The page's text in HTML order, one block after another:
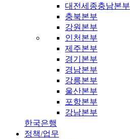
대전세종충남본부
충북본부
강원본부
인천본부
제주본부
경기본부
경남본부
강릉본부
울산본부
포항본부
강남본부
한국은행
정책/업무